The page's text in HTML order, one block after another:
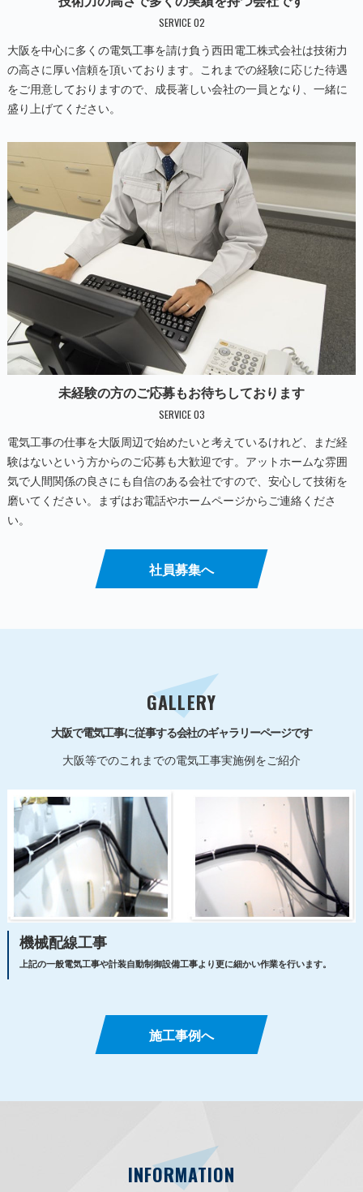
SERVICE 02
大阪を中心に多くの電気工事を請け負う西田電工株式会社は技術力
の高さに厚い信頼を頂いております。これまでの経験に応じた待遇
をご用意しておりますので、成長著しい会社の一員となり、一緒に
盛り上げてください。
未経験の方のご応募もお待ちしております
SERVICE 03
電気工事の仕事を大阪周辺で始めたいと考えているけれど、まだ経
験はないという方からのご応募も大歓迎です。アットホームな雰囲
気で人間関係の良さにも自信のある会社ですので、安心して技術を
磨いてください。まずはお電話やホームページからご連絡くださ
い。
社員募集へ
大阪で電気工事に従事する会社のギャラリーページです
GALLERY
大阪等でのこれまでの電気工事実施例をご紹介
機械配線工事
上記の一般電気工事や計装自動制御設備工事より更に細かい作業を行います。
施工事例へ
INFORMATION